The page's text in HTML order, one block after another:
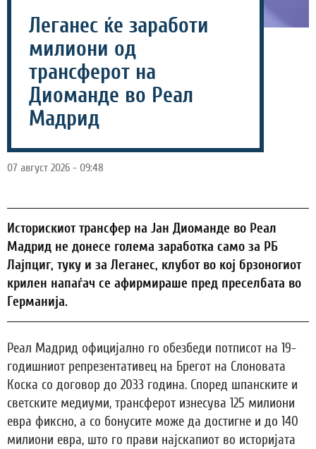
Леганес ќе заработи
милиони од
трансферот на
Диоманде во Реал
Мадрид
07 август 2026 - 09:48
Историскиот трансфер на Јан Диоманде во Реал
Мадрид не донесе голема заработка само за РБ
Лајпциг, туку и за Леганес, клубот во кој брзоногиот
крилен напаѓач се афирмираше пред преселбата во
Германија.
Реал Мадрид официјално го обезбеди потписот на 19-
годишниот репрезентативец на Брегот на Слоновата
Коска со договор до 2033 година. Според шпанските и
светските медиуми, трансферот изнесува 125 милиони
евра фиксно, а со бонусите може да достигне и до 140
милиони евра, што го прави најскапиот во историјата